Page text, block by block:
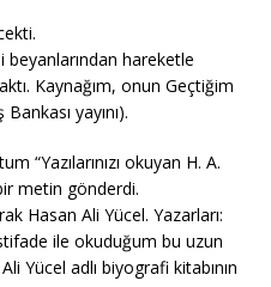
beyanlarından hareketle
Kaynağım, onun Geçtiğim
yayını).
“Yazılarınızı okuyan H. A.
metin gönderdi.
Hasan Ali Yücel. Yazarları:
ile okuduğum bu uzun
Yücel adlı biyografi kitabının